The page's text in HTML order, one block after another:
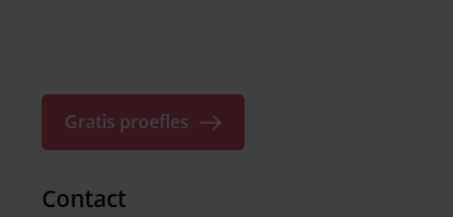
Gratis proefles
Contact